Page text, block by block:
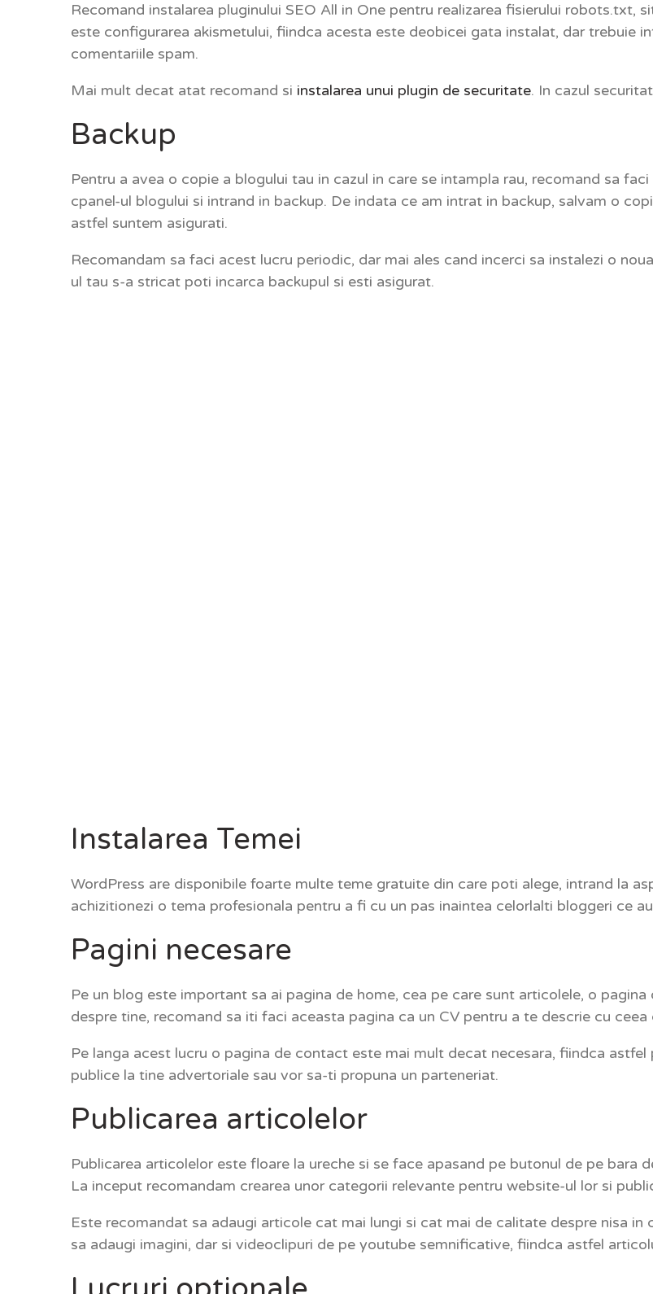
Recomand instalarea pluginului SEO All in One pentru realizarea fisierului robots.txt,
este configurarea akismetului, fiindca acesta este deobicei gata instalat, dar trebuie
comentariile spam.
Mai mult decat atat recomand si instalarea unui plugin de securitate. In cazul
Backup
Pentru a avea o copie a blogului tau in cazul in care se intampla rau, recomand sa
cpanel-ul blogului si intrand in backup. De indata ce am intrat in backup, salvam o
astfel suntem asigurati.
Recomandam sa faci acest lucru periodic, dar mai ales cand incerci sa instalezi o
ul tau s-a stricat poti incarca backupul si esti asigurat.
Instalarea Temei
WordPress are disponibile foarte multe teme gratuite din care poti alege, intrand la
achizitionezi o tema profesionala pentru a fi cu un pas inaintea celorlalti bloggeri ce
Pagini necesare
Pe un blog este important sa ai pagina de home, cea pe care sunt articolele, o
despre tine, recomand sa iti faci aceasta pagina ca un CV pentru a te descrie cu
Pe langa acest lucru o pagina de contact este mai mult decat necesara, fiindca
publice la tine advertoriale sau vor sa-ti propuna un parteneriat.
Publicarea articolelor
Publicarea articolelor este floare la ureche si se face apasand pe butonul de pe bara
La inceput recomandam crearea unor categorii relevante pentru website-ul lor si
Este recomandat sa adaugi articole cat mai lungi si cat mai de calitate despre nisa
sa adaugi imagini, dar si videoclipuri de pe youtube semnificative, fiindca astfel